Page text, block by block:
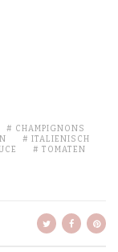
CHAMPIGNONS
ITALIENISCH
TOMATEN